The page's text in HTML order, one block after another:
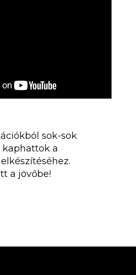
sok-sok
a
a jövőbe!